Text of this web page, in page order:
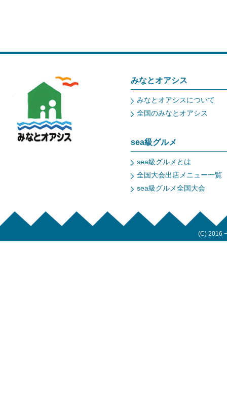
みなとオアシス
みなとオアシスについて
全国のみなとオアシス
sea級グルメ
sea級グルメとは
全国大会出店メニュー一覧
sea級グルメ全国大会
(C) 2016